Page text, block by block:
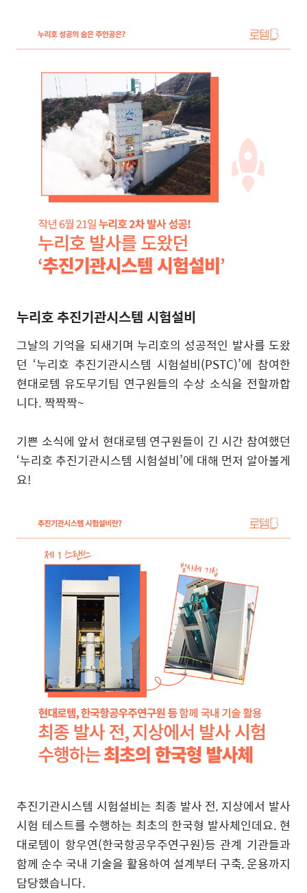
누리호 추진기관시스템 시험설비
그날의 기억을 되새기며 누리호의 성공적인 발사를 도왔
던 ‘누리호 추진기관시스템 시험설비(PSTC)’에 참여한
현대로템 유도무기팀 연구원들의 수상 소식을 전할까합
니다. 짝짝짝~
기쁜 소식에 앞서 현대로템 연구원들이 긴 시간 참여했던
‘누리호 추진기관시스템 시험설비’에 대해 먼저 알아볼게
요!
추진기관시스템 시험설비는 최종 발사 전, 지상에서 발사
시험 테스트를 수행하는 최초의 한국형 발사체인데요. 현
대로템이 항우연(한국항공우주연구원)등 관계 기관들과
함께 순수 국내 기술을 활용하여 설계부터 구축,운용까지
담당했습니다.